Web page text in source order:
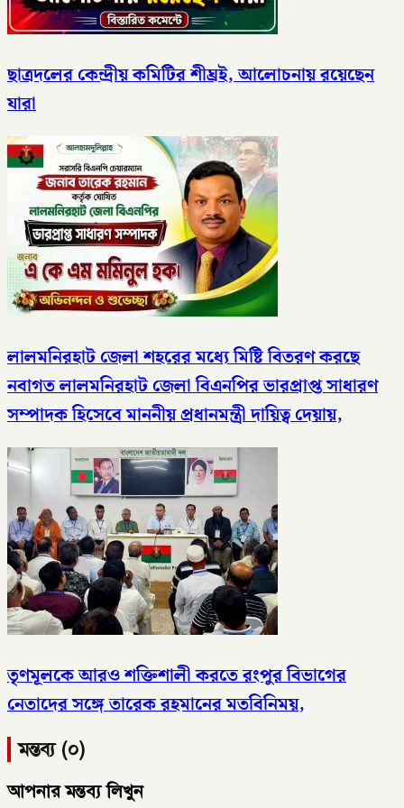
ছাত্রদলের কেন্দ্রীয় কমিটির শীঘ্রই, আলোচনায় রয়েছেন
যারা
লালমনিরহাট জেলা শহরের মধ্যে মিষ্টি বিতরণ করছে
নবাগত লালমনিরহাট জেলা বিএনপির ভারপ্রাপ্ত সাধারণ
সম্পাদক হিসেবে মাননীয় প্রধানমন্ত্রী দায়িত্ব দেয়ায়,
তৃণমূলকে আরও শক্তিশালী করতে রংপুর বিভাগের
নেতাদের সঙ্গে তারেক রহমানের মতবিনিময়,
মন্তব্য (০)
আপনার মন্তব্য লিখুন